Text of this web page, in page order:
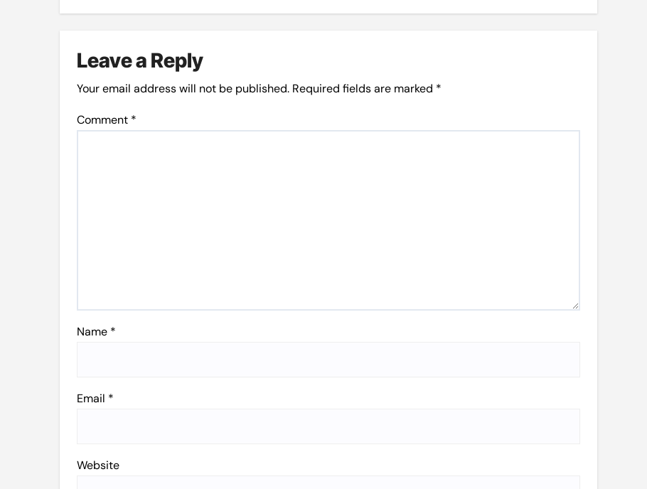
Leave a Reply
Your email address will not be published. Required fields are marked *
Comment *
Name *
Email *
Website